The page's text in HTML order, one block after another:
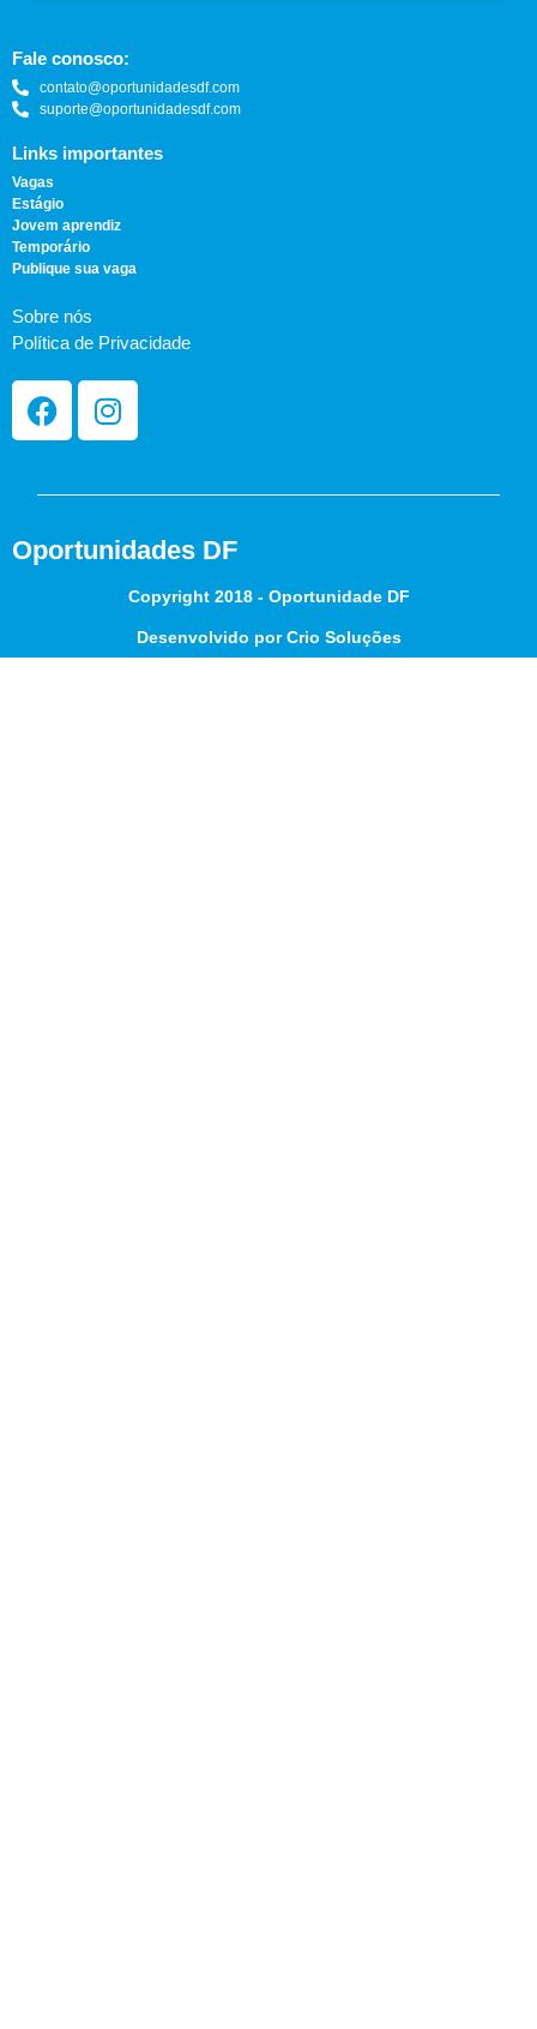
Fale conosco:
contato@oportunidadesdf.com
suporte@oportunidadesdf.com
Links importantes
Vagas
Estágio
Jovem aprendiz
Temporário
Publique sua vaga
Sobre nós
Política de Privacidade
Oportunidades DF
Copyright 2018 - Oportunidade DF
Desenvolvido por Crio Soluções